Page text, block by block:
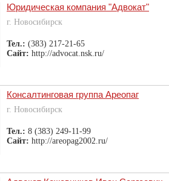
Юридическая компания "Адвокат"
г. Новосибирск
Тел.: (383) 217-21-65
Сайт: http://advocat.nsk.ru/
Консалтинговая группа Ареопаг
г. Новосибирск
Тел.: 8 (383) 249-11-99
Сайт: http://areopag2002.ru/